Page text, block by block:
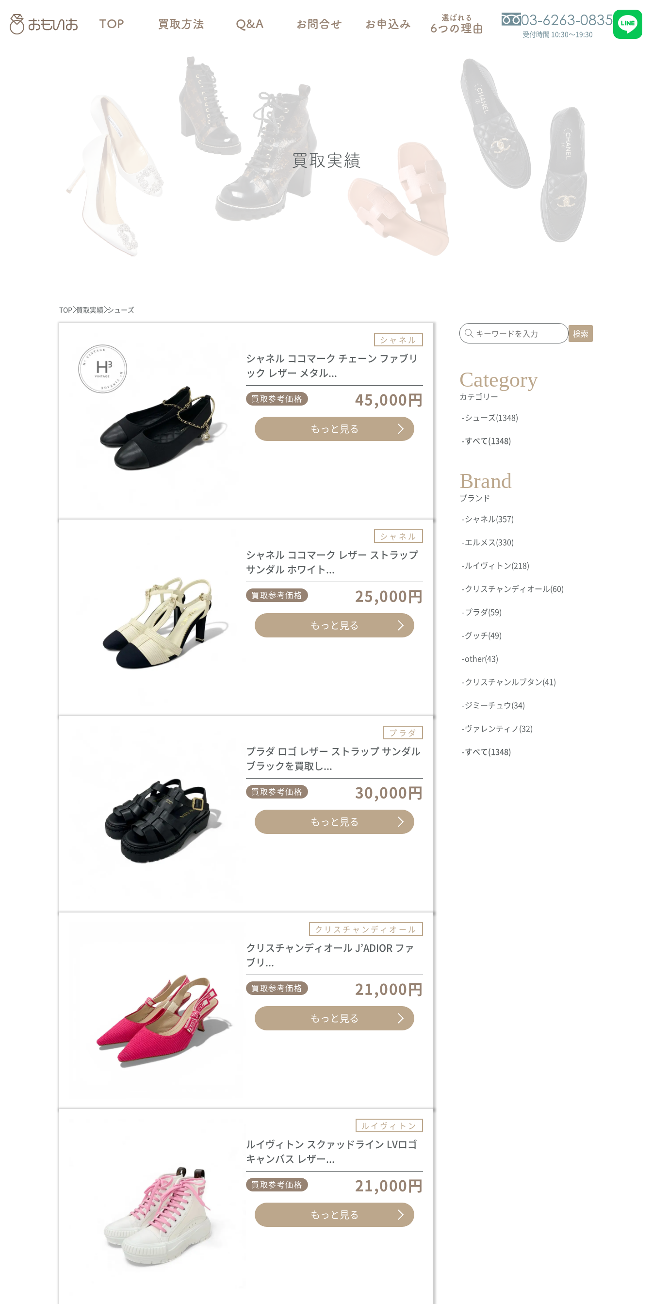
TOP 買取方法 Q&A お問合せ お申込み
選ばれる
6つの理由 03-6263-0835
受付時間 10:30～19:30
買取実績
TOP 買取実績 シューズ
シャネル
シャネル ココマーク チェーン ファブリ
ック レザー メタル...
買取参考価格 45,000円
もっと見る
シャネル
シャネル ココマーク レザー ストラップ
サンダル ホワイト...
買取参考価格 25,000円
もっと見る
プラダ
プラダ ロゴ レザー ストラップ サンダル
ブラックを買取し...
買取参考価格 30,000円
もっと見る
クリスチャンディオール
クリスチャンディオール J’ADIOR ファ
ブリ...
買取参考価格 21,000円
もっと見る
ルイヴィトン
ルイヴィトン スクァッドライン LVロゴ
キャンバス レザー...
買取参考価格 21,000円
もっと見る
検索
Category
カテゴリー
-シューズ(1348)
-すべて(1348)
Brand
ブランド
-シャネル(357)
-エルメス(330)
-ルイヴィトン(218)
-クリスチャンディオール(60)
-プラダ(59)
-グッチ(49)
-other(43)
-クリスチャンルブタン(41)
-ジミーチュウ(34)
-ヴァレンティノ(32)
-すべて(1348)